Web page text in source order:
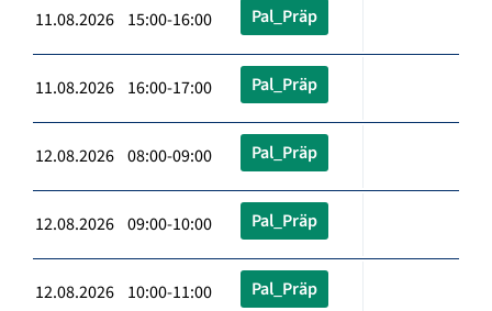
11.08.2026 15:00-16:00 Pal_Präp
11.08.2026 16:00-17:00 Pal_Präp
12.08.2026 08:00-09:00 Pal_Präp
12.08.2026 09:00-10:00 Pal_Präp
12.08.2026 10:00-11:00 Pal_Präp